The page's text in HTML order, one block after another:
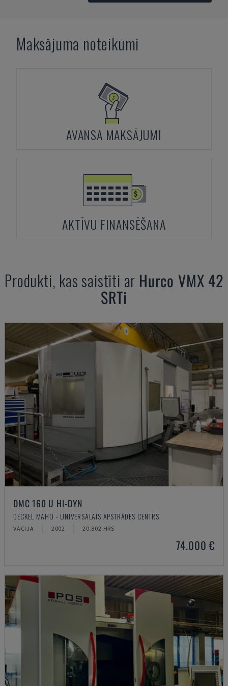
Maksājuma noteikumi
AVANSA MAKSĀJUMI
AKTĪVU FINANSĒŠANA
Produkti, kas saistīti ar Hurco VMX 42
SRTi
DMC 160 U HI-DYN
DECKEL MAHO - UNIVERSĀLAIS APSTRĀDES CENTRS
VĀCIJA 2002 20.802 HRS
74.000 €